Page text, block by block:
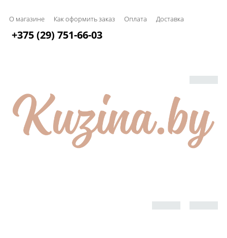
О магазине Как оформить заказ Оплата Доставка
+375 (29) 751-66-03